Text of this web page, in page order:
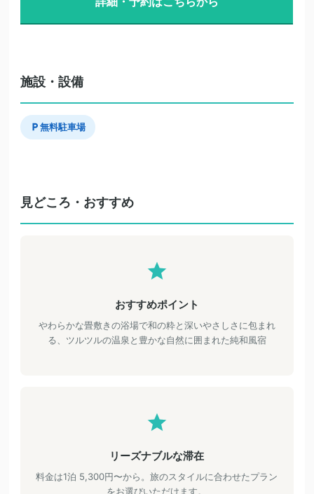
施設・設備
無料駐車場
見どころ・おすすめ
おすすめポイント
やわらかな畳敷きの浴場で和の粋と深いやさしさに包まれ
る、ツルツルの温泉と豊かな自然に囲まれた純和風宿
リーズナブルな滞在
料金は1泊 5,300円〜から。旅のスタイルに合わせたプラン
をお選びいただけます。